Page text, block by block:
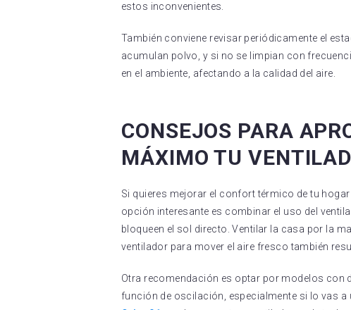
estos inconvenientes.
También conviene revisar periódicamente el
acumulan polvo, y si no se limpian con
en el ambiente, afectando a la calidad del aire.
CONSEJOS PARA
MÁXIMO TU
Si quieres mejorar el confort térmico de tu
opción interesante es combinar el uso del
bloqueen el sol directo. Ventilar la casa por la
ventilador para mover el aire fresco también
Otra recomendación es optar por modelos con
función de oscilación, especialmente si lo vas a